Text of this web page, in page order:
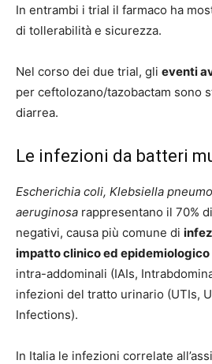
In entrambi i trial il farmaco ha
di tollerabilità e sicurezza.
Nel corso dei due trial, gli eventi
per ceftolozano/tazobactam sono
diarrea.
Le infezioni da batteri
Escherichia coli, Klebsiella
aeruginosa rappresentano il 70%
negativi, causa più comune di
impatto clinico ed epidemiologico
intra-addominali (IAIs,
infezioni del tratto urinario (UTIs,
Infections).
In Italia le infezioni correlate